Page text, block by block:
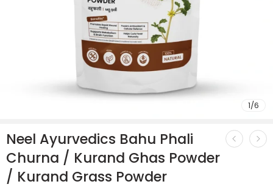
1/6
Neel Ayurvedics Bahu Phali
Churna / Kurand Ghas Powder
/ Kurand Grass Powder